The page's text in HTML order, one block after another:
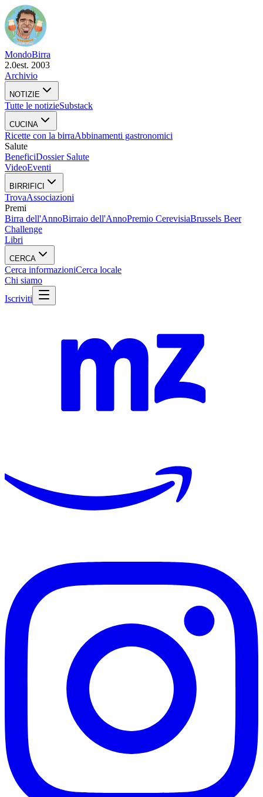
MondoBirra
2.0est. 2003
Archivio
NOTIZIE
Tutte le notizieSubstack
CUCINA
Ricette con la birraAbbinamenti gastronomici
Salute
BeneficiDossier Salute
VideoEventi
BIRRIFICI
TrovaAssociazioni
Premi
Birra dell'AnnoBirraio dell'AnnoPremio CerevisiaBrussels Beer
Challenge
Libri
CERCA
Cerca informazioniCerca locale
Chi siamo
Iscriviti